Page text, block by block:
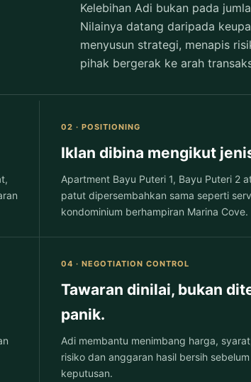
Kelebihan Adi bukan pada
Nilainya datang daripada
menyusun strategi, menapis
pihak bergerak ke arah
02 · POSITIONING
Iklan dibina mengikut
Apartment Bayu Puteri 1, Bayu Puteri 2
patut dipersembahkan sama seperti
kondominium berhampiran Marina Cove.
04 · NEGOTIATION CONTROL
Tawaran dinilai, bukan
panik.
Adi membantu menimbang harga,
risiko dan anggaran hasil bersih
keputusan.